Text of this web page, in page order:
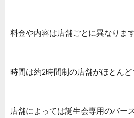
料金や内容は店舗ごとに異なります
時間は約2時間制の店舗がほとんど
店舗によっては誕生会専用のバー